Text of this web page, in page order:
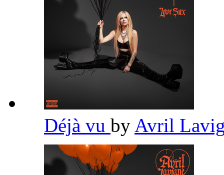
Déjà vu by Avril